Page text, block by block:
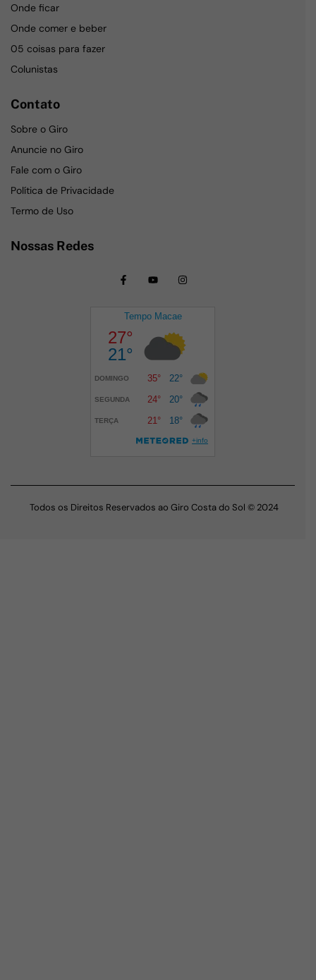
Onde ficar
Onde comer e beber
05 coisas para fazer
Colunistas
Contato
Sobre o Giro
Anuncie no Giro
Fale com o Giro
Política de Privacidade
Termo de Uso
Nossas Redes
Todos os Direitos Reservados ao Giro Costa do Sol © 2024